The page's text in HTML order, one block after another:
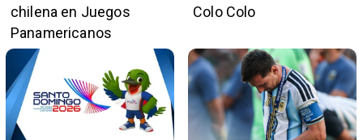
chilena en Juegos
Panamericanos
Colo Colo